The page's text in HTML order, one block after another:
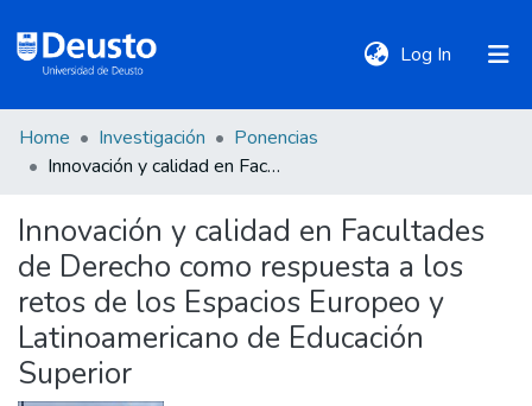
Log In (current)
DeustoTeka
Communities
&
Collections
All of DSpace
Home Investigación
Ponencias
Innovación y calidad en Facultades de Derecho como respuesta a los retos de los Espacios Europeo y Latinoamericano de Educación Superior
Innovación y calidad en Facultades
de Derecho como respuesta a los
retos de los Espacios Europeo y
Latinoamericano de Educación
Superior